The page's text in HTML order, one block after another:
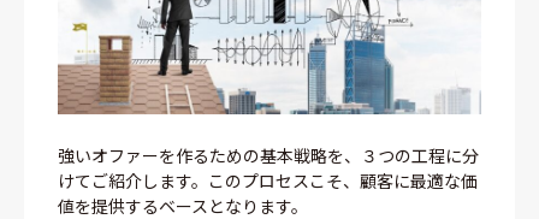
強いオファーを作るための基本戦略を、３つの工程に分
けてご紹介します。このプロセスこそ、顧客に最適な価
値を提供するベースとなります。